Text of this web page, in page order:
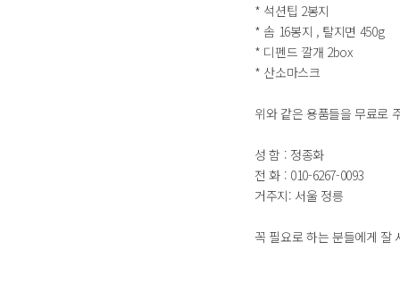
* 석션팁 2봉지
* 솜 16봉지 , 탈지면 450g
* 디펜드 깔개 2box
* 산소마스크
위와 같은 용품들을 무료로
성 함 : 정종화
전 화 : 010-6267-0093
거주지: 서울 정릉
꼭 필요로 하는 분들에게 잘